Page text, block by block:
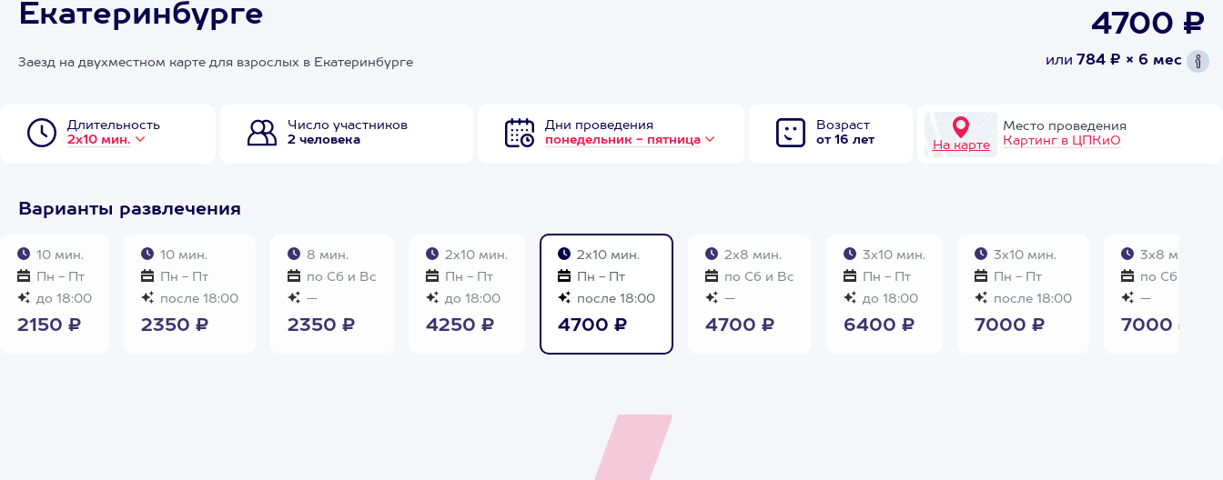
Екатеринбурге
4700 ₽
или 784 ₽ × 6 мес
Заезд на двухместном карте для взрослых в Екатеринбурге
Длительность
2х10 мин.
Число участников
2 человека
Дни проведения
понедельник - пятница
Возраст
от 16 лет
На карте
Место проведения
Картинг в ЦПКиО
Варианты развлечения
10 мин.
Пн - Пт
до 18:00
2150 ₽
10 мин.
Пн - Пт
после 18:00
2350 ₽
8 мин.
по Сб и Вс
—
2350 ₽
2х10 мин.
Пн - Пт
до 18:00
4250 ₽
2х10 мин.
Пн - Пт
после 18:00
4700 ₽
2х8 мин.
по Сб и Вс
—
4700 ₽
3х10 мин.
Пн - Пт
до 18:00
6400 ₽
3х10 мин.
Пн - Пт
после 18:00
7000 ₽
3х8 мин.
по Сб и Вс
—
7000 ₽